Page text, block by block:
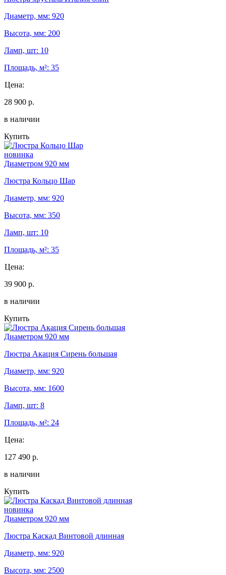
Диаметр, мм: 920
Высота, мм: 200
Ламп, шт: 10
Площадь, м²: 35
Цена:
28 900 р.
в наличии
Купить
новинка
Диаметром 920 мм
Люстра Кольцо Шар
Диаметр, мм: 920
Высота, мм: 350
Ламп, шт: 10
Площадь, м²: 35
Цена:
39 900 р.
в наличии
Купить
Диаметром 920 мм
Люстра Акация Сирень большая
Диаметр, мм: 920
Высота, мм: 1600
Ламп, шт: 8
Площадь, м²: 24
Цена:
127 490 р.
в наличии
Купить
новинка
Диаметром 920 мм
Люстра Каскад Винтовой длинная
Диаметр, мм: 920
Высота, мм: 2500